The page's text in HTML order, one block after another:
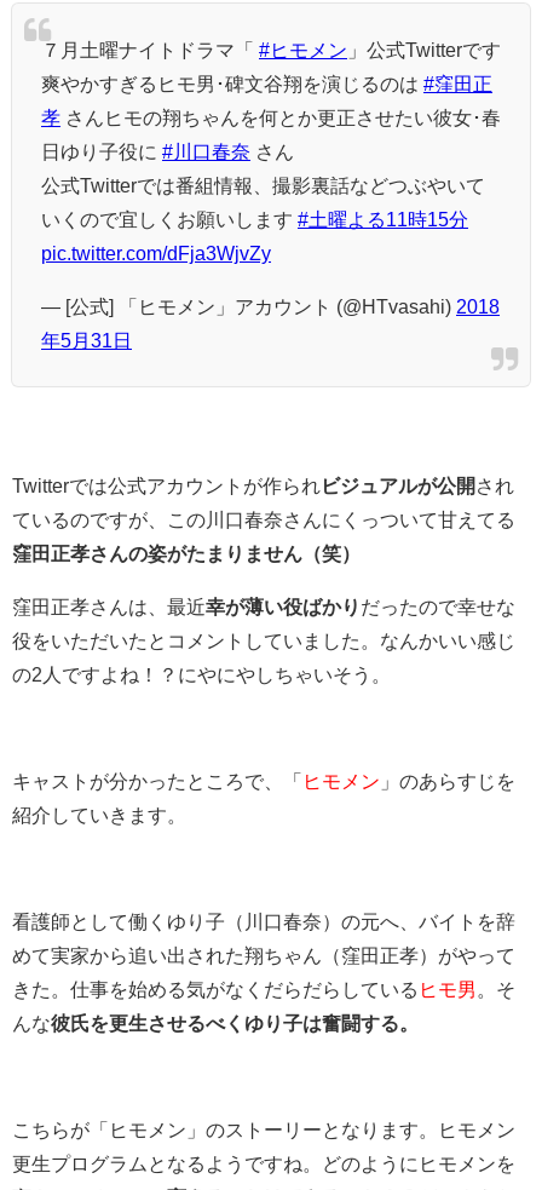
７月土曜ナイトドラマ「 #ヒモメン 」公式Twitterです
爽やかすぎるヒモ男･碑文谷翔を演じるのは #窪田正
孝 さんヒモの翔ちゃんを何とか更正させたい彼女･春
日ゆり子役に #川口春奈 さん
公式Twitterでは番組情報、撮影裏話などつぶやいて
いくので宜しくお願いします #土曜よる11時15分
pic.twitter.com/dFja3WjvZy
— [公式] 「ヒモメン」アカウント (@HTvasahi) 2018
年5月31日
Twitterでは公式アカウントが作られ ビジュアルが公開 され
ているのですが、この川口春奈さんにくっついて甘えてる
窪田正孝さんの姿がたまりません（笑）
窪田正孝さんは、最近幸が薄い役ばかり だったので幸せな
役をいただいたとコメントしていました。なんかいい感じ
の2人ですよね！？にやにやしちゃいそう。
キャストが分かったところで、「 ヒモメン 」のあらすじを
紹介していきます。
看護師として働くゆり子（川口春奈）の元へ、バイトを辞
めて実家から追い出された翔ちゃん（窪田正孝）がやって
きた。仕事を始める気がなくだらだらしている ヒモ男
。そ
んな彼氏を更生させるべくゆり子は奮闘する。
こちらが「ヒモメン」のストーリーとなります。ヒモメン
更生プログラムとなるようですね。どのようにヒモメンを